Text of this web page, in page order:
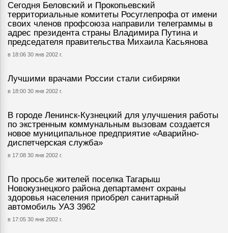
Сегодня Беловский и Прокопьевский
территориальные комитеты Росуглепрофа от имени
своих членов профсоюза направили телеграммы в
адрес президента страны Владимира Путина и
председателя правительства Михаила Касьянова
в 18:06 30 янв 2002 г.
Лучшими врачами России стали сибиряки
в 18:00 30 янв 2002 г.
В городе Ленинск-Кузнецкий для улучшения работы
по экстренным коммунальным вызовам создается
новое муниципальное предприятие «Аварийно-
диспетчерская служба»
в 17:08 30 янв 2002 г.
По просьбе жителей поселка Тагарыш
Новокузнецкого района департамент охраны
здоровья населения приобрел санитарный
автомобиль УАЗ 3962
в 17:05 30 янв 2002 г.